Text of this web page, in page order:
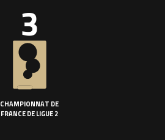
3
CHAMPIONNAT DE
FRANCE DE LIGUE 2